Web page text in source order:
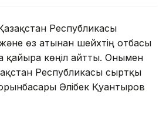
Республикасы
және өз атынан шейхтің отбасы
қайғыра көңіл айтты. Онымен
Республикасы сыртқы
Әлібек Қуантыров